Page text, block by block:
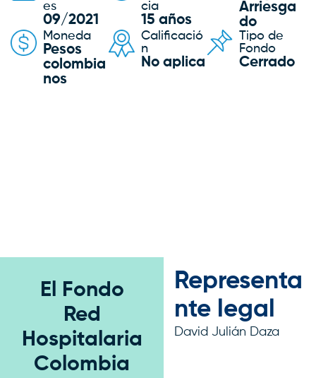
es
09/2021
cia
15 años
Arriesga
do
Moneda
Pesos
colombia
nos
Calificació
n
No aplica
Tipo de
Fondo
Cerrado
Representa
nte legal
David Julián Daza
El Fondo
Red
Hospitalaria
Colombia